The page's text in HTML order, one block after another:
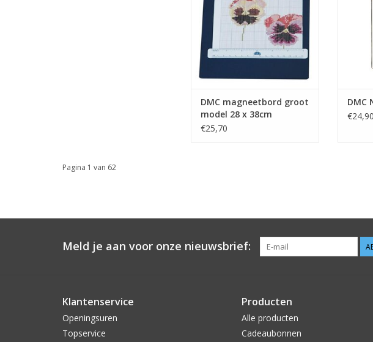
DMC magneetbord groot
model 28 x 38cm
€25,70
DMC
€24,90
Pagina 1 van 62
Meld je aan voor onze nieuwsbrief:
Klantenservice
Openingsuren
Topservice
Producten
Alle producten
Cadeaubonnen